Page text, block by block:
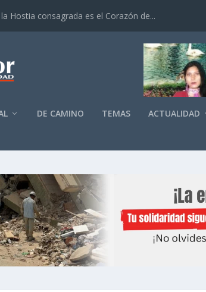
Hostia consagrada es el Corazón de...
DE CAMINO TEMAS ACTUALIDAD